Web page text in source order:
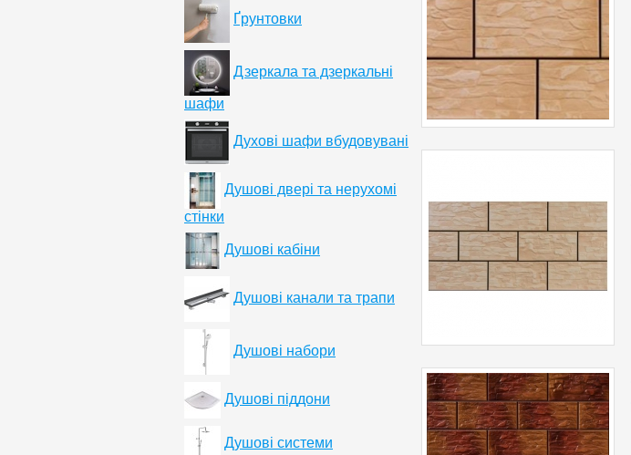
Ґрунтовки
Дзеркала та дзеркальні
шафи
Духові шафи вбудовувані
Душові двері та нерухомі
стінки
Душові кабіни
Душові канали та трапи
Душові набори
Душові піддони
Душові системи